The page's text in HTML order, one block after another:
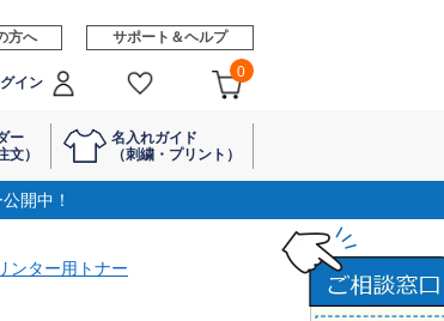
方へ サポート＆ヘルプ
イン
0
ー
文）
名入れガイド
（刺繍・プリント）
開中！
ンター用トナー